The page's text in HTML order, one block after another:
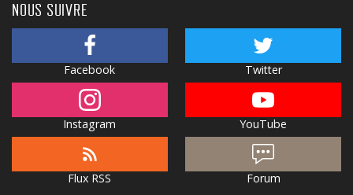
NOUS SUIVRE
Facebook Twitter
Instagram YouTube
Flux RSS Forum